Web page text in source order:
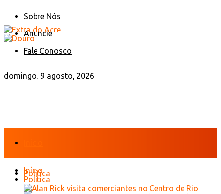
Sobre Nós
Anuncie
Fale Conosco
domingo, 9 agosto, 2026
Política
Início
Política